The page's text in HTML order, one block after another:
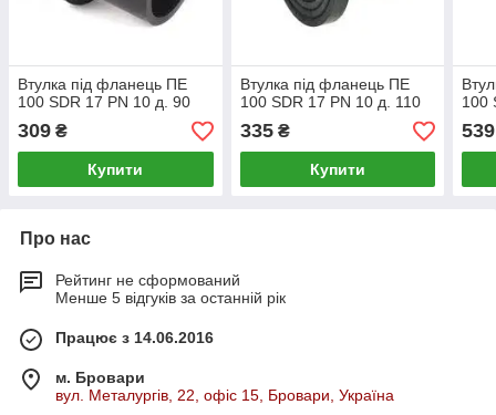
Втулка під фланець ПЕ
100 SDR 17 PN 10 д. 90
309 ₴
Купити
Втулка під фланець ПЕ
100 SDR 17 PN 10 д. 110
335₴
Купити
100
539
Про нас
Рейтинг не сформований
Менше 5 відгуків за останній рік
Працює з 14.06.2016
м. Бровари
вул. Металургів, 22, офіс 15, Бровари, Україна